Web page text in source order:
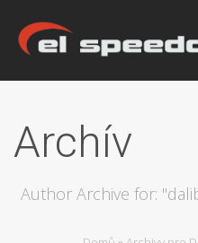
Archív
Author Archive for: